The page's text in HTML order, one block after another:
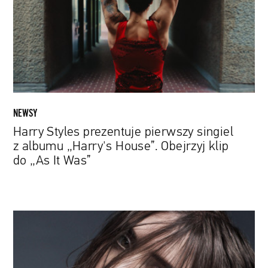
singiel
z
albumu
„Harry's
House”.
Obejrzyj
klip
do
It
Was”
NEWSY
Harry Styles prezentuje pierwszy singiel
z albumu „Harry's House”. Obejrzyj klip
do „As It Was”